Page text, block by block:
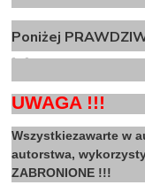
Poniżej
X
UWAGA !!!
Wszystkiezawarte w
autorstwa,
ZABRONIONE !!!